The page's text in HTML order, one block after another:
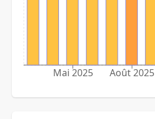
Mai 2025 Août 2025